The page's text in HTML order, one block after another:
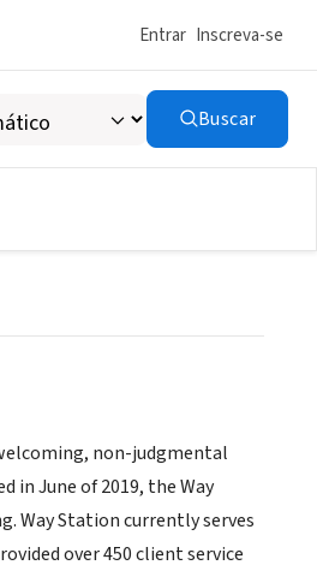
Entrar Inscreva-se
Buscar
non-judgmental
in June of 2019, the Way
Way Station currently serves
over 450 client service